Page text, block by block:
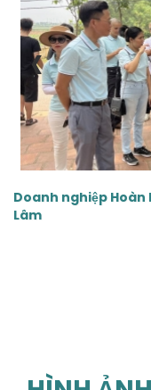
Doanh nghiệp
Lâm
‹